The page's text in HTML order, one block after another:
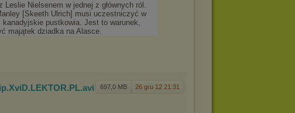
Leslie Nielsenem w jednej z głównych ról.
[Skeeth Ulrich] musi uczestniczyć w
pustkowia. Jest to warunek,
majątek dziadka na Alasce.
697,0 MB 26 gru 12 21:31
OR.PL.avi